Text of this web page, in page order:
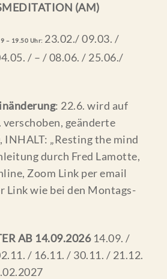
(AM)
– 19.50 Uhr: 23.02./ 09.03. /
/ – / 08.06. / 25.06./
: 22.6. wird auf
geänderte
INHALT: „Resting the mind
durch Fred Lamotte,
Zoom Link per email
Link wie bei den Montags-
AB 14.09.2026 14.09. /
/ 16.11. / 30.11. / 21.12.